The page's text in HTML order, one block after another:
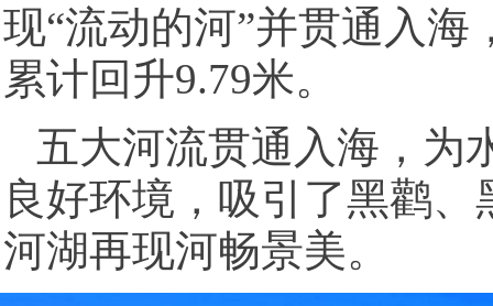
现“流动的河”并贯通入
累计回升9.79米。
五大河流贯通入海，为
良好环境，吸引了黑鹳
河湖再现河畅景美。